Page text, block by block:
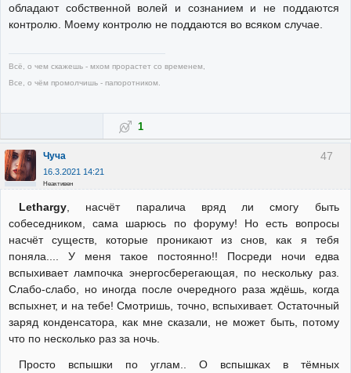
обладают собственной волей и сознанием и не поддаются
контролю. Моему контролю не поддаются во всяком случае.
Всё, о чем скажешь - мхом прорастет со временем,
Все, о чём промолчишь - папоротником.
1
47
Чуча
16.3.2021 14:21
Неактивен
Lethargy, насчёт паралича вряд ли смогу быть
собеседником, сама шарюсь по форуму! Но есть вопросы
насчёт существ, которые проникают из снов, как я тебя
поняла.... У меня такое постоянно!! Посреди ночи едва
вспыхивает лампочка энергосберегающая, по нескольку раз.
Слабо-слабо, но иногда после очередного раза ждёшь, когда
вспыхнет, и на тебе! Смотришь, точно, вспыхивает. Остаточный
заряд конденсатора, как мне сказали, не может быть, потому
что по несколько раз за ночь.
Просто вспышки по углам.. О вспышках в тёмных